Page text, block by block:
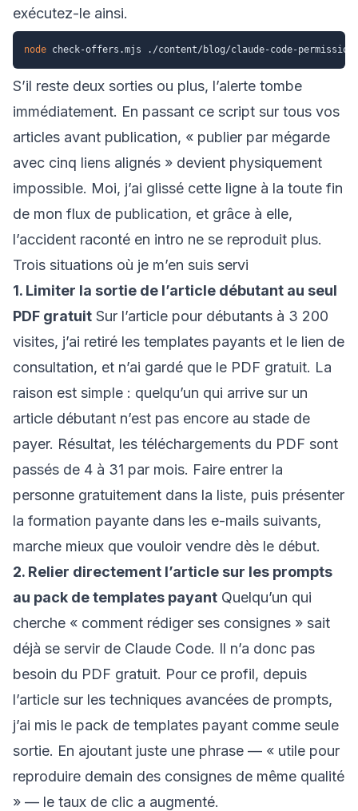
exécutez-le ainsi.
node
S’il reste deux sorties ou plus, l’alerte tombe
immédiatement. En passant ce script sur tous vos
articles avant publication, « publier par mégarde
avec cinq liens alignés » devient physiquement
impossible. Moi, j’ai glissé cette ligne à la toute fin
de mon flux de publication, et grâce à elle,
l’accident raconté en intro ne se reproduit plus.
Trois situations où je m’en suis servi
1. Limiter la sortie de l’article débutant au seul
PDF gratuit Sur l’article pour débutants à 3 200
visites, j’ai retiré les templates payants et le lien de
consultation, et n’ai gardé que le PDF gratuit. La
raison est simple : quelqu’un qui arrive sur un
article débutant n’est pas encore au stade de
payer. Résultat, les téléchargements du PDF sont
passés de 4 à 31 par mois. Faire entrer la
personne gratuitement dans la liste, puis présenter
la formation payante dans les e-mails suivants,
marche mieux que vouloir vendre dès le début.
2. Relier directement l’article sur les prompts
au pack de templates payant Quelqu’un qui
cherche « comment rédiger ses consignes » sait
déjà se servir de Claude Code. Il n’a donc pas
besoin du PDF gratuit. Pour ce profil, depuis
l’article sur les techniques avancées de prompts,
j’ai mis le pack de templates payant comme seule
sortie. En ajoutant juste une phrase — « utile pour
reproduire demain des consignes de même qualité
» — le taux de clic a augmenté.